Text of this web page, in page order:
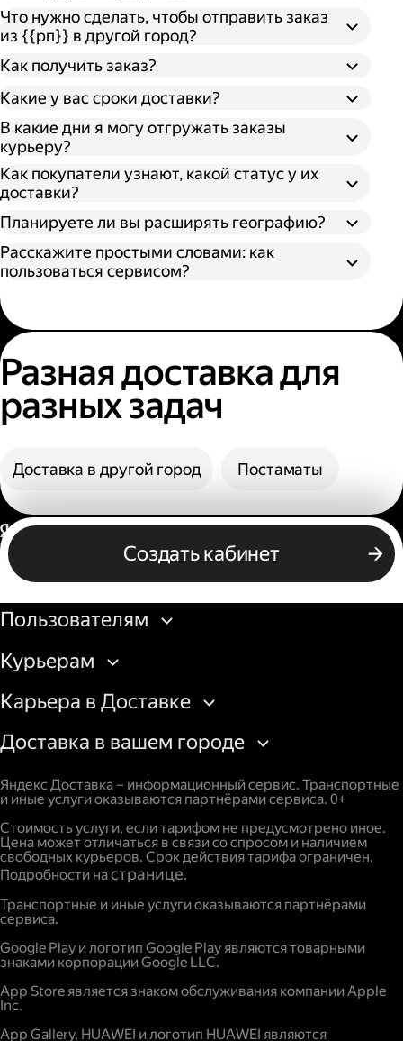
Откройте кабинет для бизнеса;
Укажите, откуда забрать заказ и куда его
доставить;
Впишите необходимые данные о заказе;
Выберите тип оплаты;
В поле «Заказать» вы увидите конечную
стоимость доставки.
Что нужно сделать, чтобы отправить заказ
из {{рп}} в другой город?
Как получить заказ?
По штрихкоду. Покажите штрихкод
сотруднику, отсканировав его, он отдаст
ваш заказ;
По номеру заказа. Получателю нужно
назвать номер заказа, чтобы сотрудник
мог выдать заказ;
По коду из смс. Получателю нужно назвать
получить его по номеру телефона.
Какие у вас сроки доставки?
В какие дни я могу отгружать заказы
курьеру?
Как покупатели узнают, какой статус у их
доставки?
Планируете ли вы расширять географию?
Расскажите простыми словами: как
пользоваться сервисом?
Разная доставка для
разных задач
Доставка в другой город Постаматы
Создать кабинет
Россия
Бизнесу
Пользователям
Курьерам
Карьера в Доставке
Доставка в вашем городе
Яндекс Доставка – информационный сервис. Транспортные
и иные услуги оказываются партнёрами сервиса. 0+
Стоимость услуги, если тарифом не предусмотрено иное.
Цена может отличаться в связи со спросом и наличием
свободных курьеров. Срок действия тарифа ограничен.
Подробности настранице.
Транспортные и иные услуги оказываются партнёрами
сервиса.
Google Play и логотип Google Play являются товарными
знаками корпорации Google LLC.
App Store является знаком обслуживания компании Apple
Inc.
App Gallery, HUAWEI и логотип HUAWEI являются